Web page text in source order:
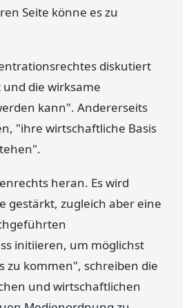
Seite könne es zu
diskutiert
die wirksame
kann". Andererseits
"ihre wirtschaftliche Basis
heran. Es wird
gestärkt, zugleich aber eine
initiieren, um möglichst
zu kommen", schreiben die
und wirtschaftlichen